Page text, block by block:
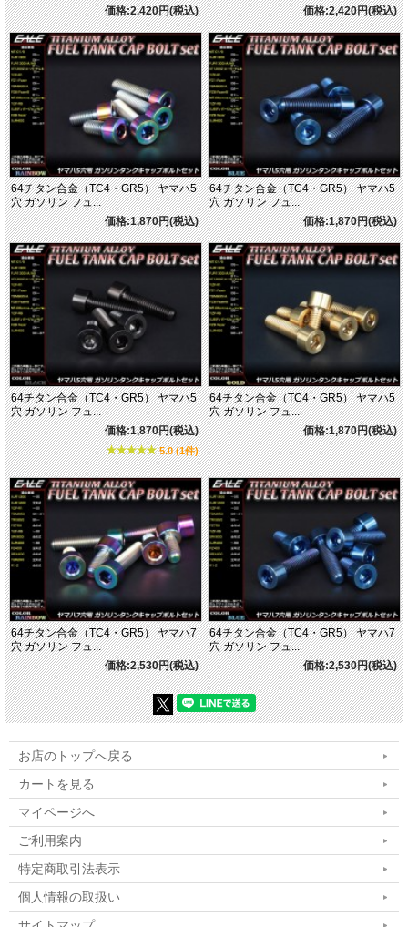
価格:2,420円(税込)
価格:2,420円(税込)
64チタン合金（TC4・GR5） ヤマハ5
穴 ガソリン フュ...
価格:1,870円(税込)
64チタン合金（TC4・GR5） ヤマハ5
穴 ガソリン フュ...
価格:1,870円(税込)
64チタン合金（TC4・GR5） ヤマハ5
穴 ガソリン フュ...
価格:1,870円(税込)
5.0 (1件)
64チタン合金（TC4・GR5） ヤマハ5
穴 ガソリン フュ...
価格:1,870円(税込)
64チタン合金（TC4・GR5） ヤマハ7
穴 ガソリン フュ...
価格:2,530円(税込)
64チタン合金（TC4・GR5） ヤマハ7
穴 ガソリン フュ...
価格:2,530円(税込)
お店のトップへ戻る
カートを見る
マイページへ
ご利用案内
特定商取引法表示
個人情報の取扱い